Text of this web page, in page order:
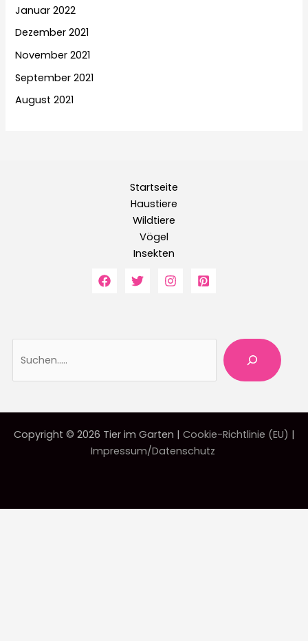
Januar 2022
Dezember 2021
November 2021
September 2021
August 2021
Startseite
Haustiere
Wildtiere
Vögel
Insekten
Copyright © 2026 Tier im Garten | Cookie-Richtlinie (EU) |
Impressum/Datenschutz